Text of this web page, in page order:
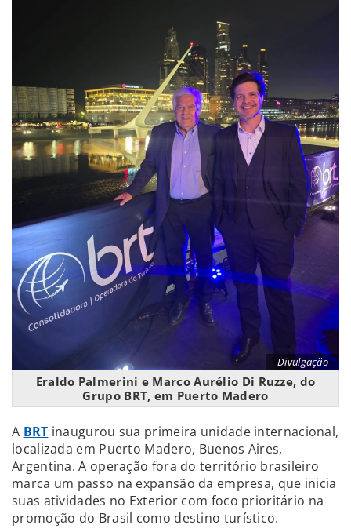
Divulgação
Eraldo Palmerini e Marco Aurélio Di Ruzze, do
Grupo BRT, em Puerto Madero
A BRT inaugurou sua primeira unidade internacional,
localizada em Puerto Madero, Buenos Aires,
Argentina. A operação fora do território brasileiro
marca um passo na expansão da empresa, que inicia
suas atividades no Exterior com foco prioritário na
promoção do Brasil como destino turístico.